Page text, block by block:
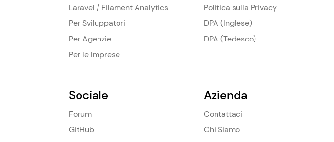
Laravel / Filament Analytics
Per Sviluppatori
Per Agenzie
Per le Imprese
Politica sulla Privacy
DPA (Inglese)
DPA (Tedesco)
Sociale
Forum
GitHub
Azienda
Contattaci
Chi Siamo